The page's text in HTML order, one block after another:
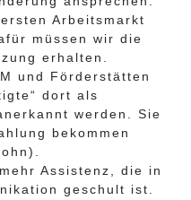
Arbeitsmarkt
müssen wir die
erhalten.
und Förderstätten
dort als
werden. Sie
bekommen
Assistenz, die in
geschult ist.